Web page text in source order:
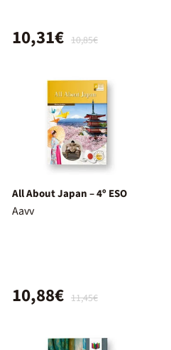
10,85€
10,31€
All About Japan – 4º ESO
Aavv
11,45€
10,88€